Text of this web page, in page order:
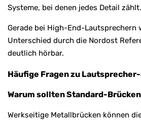
Systeme, bei denen jedes Detail zählt.
Gerade bei High-End-Lautsprechern
Unterschied durch die Nordost
deutlich hörbar.
Häufige Fragen zu
Warum sollten Standard-
Werkseitige Metallbrücken können